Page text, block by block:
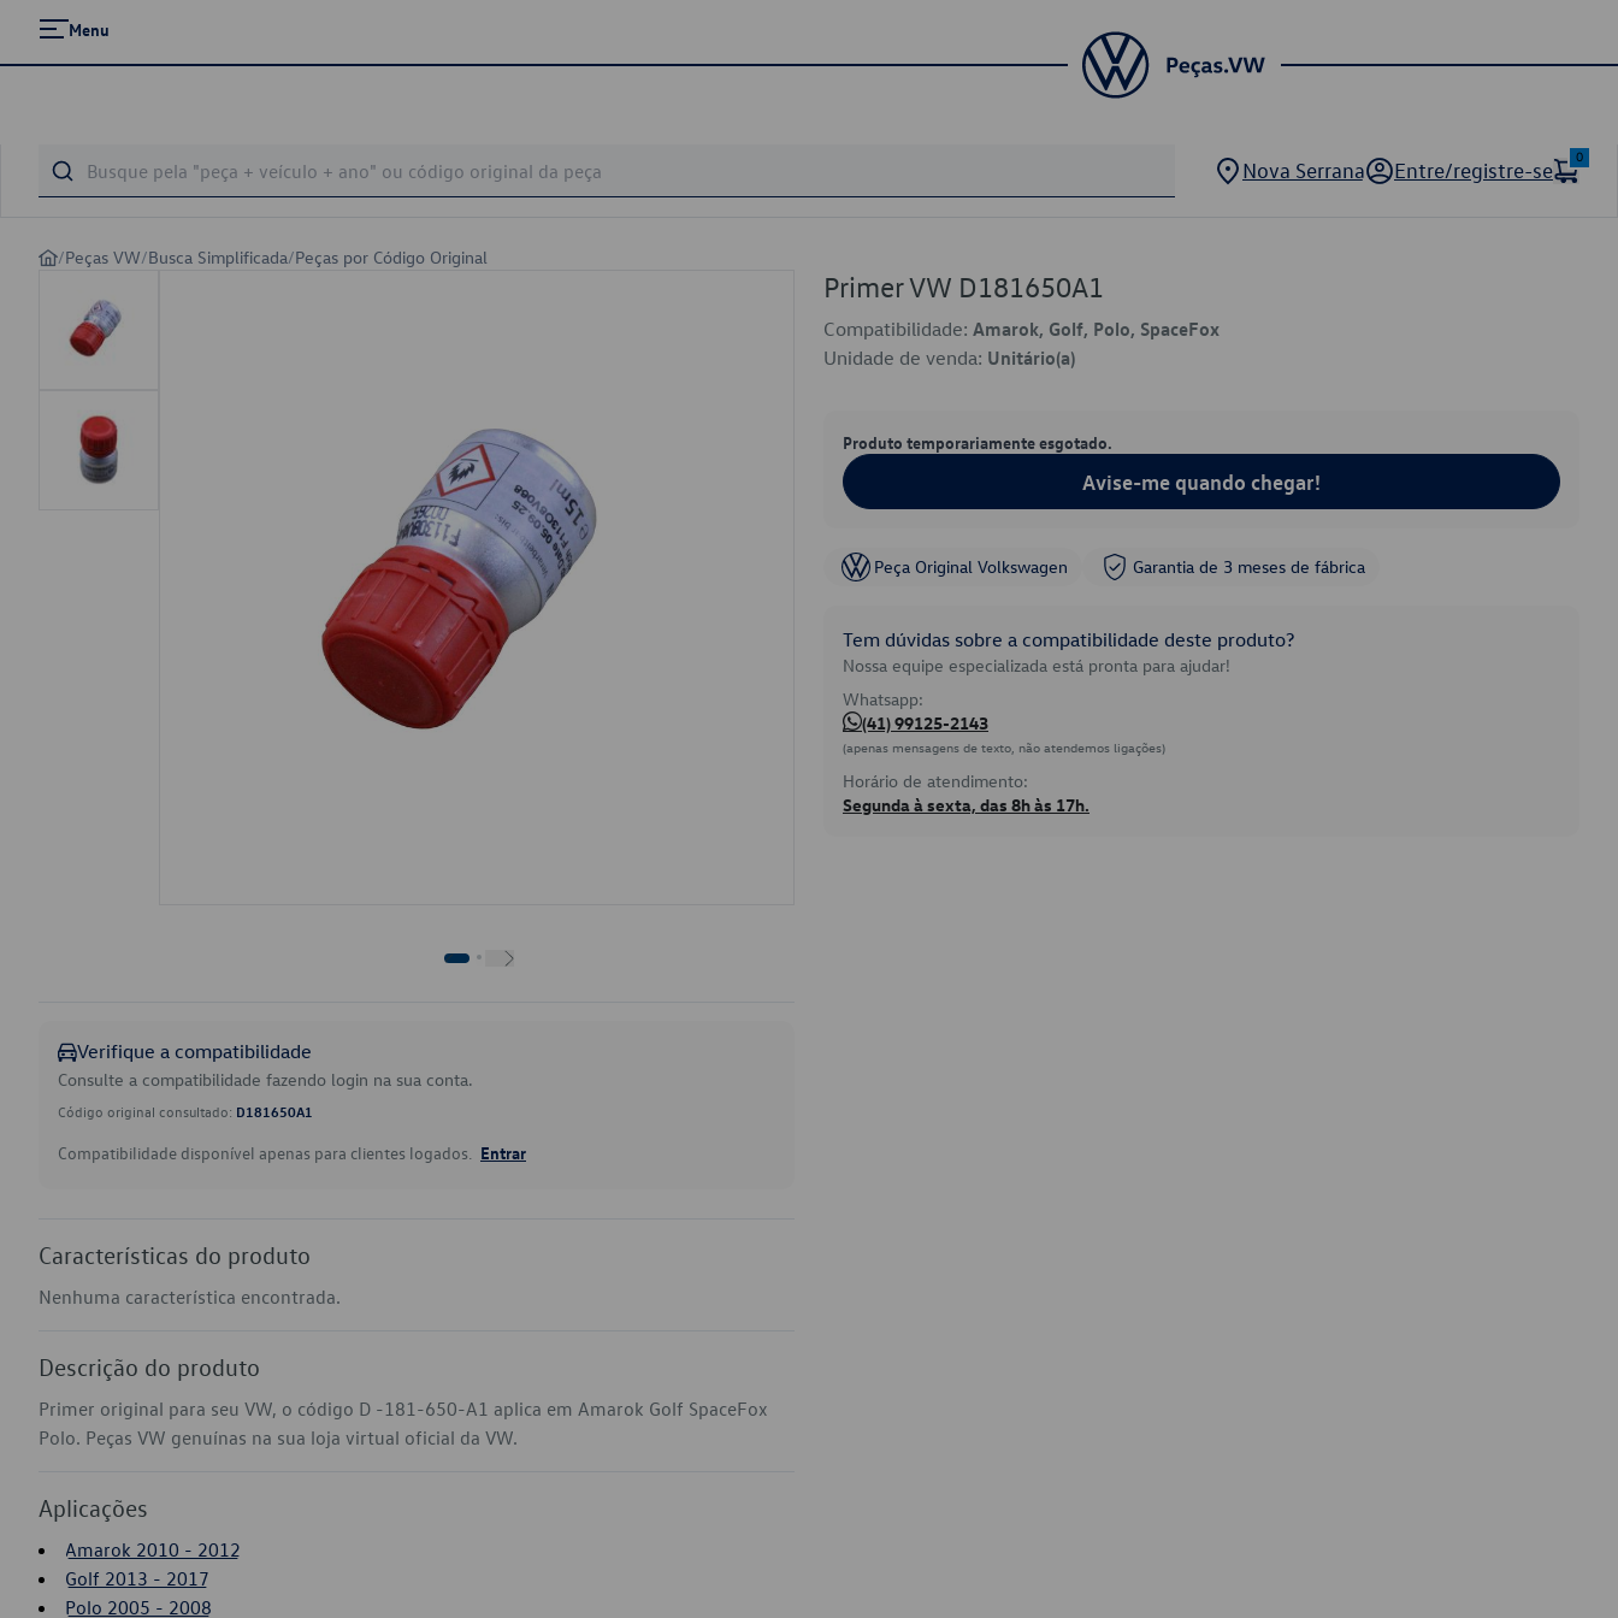
Menu
Nova Serrana Entre/registre-se
0
/Peças VW/Busca Simplificada/Peças por Código Original
Verifique a compatibilidade
Consulte a compatibilidade fazendo login na sua conta.
Código original consultado: D181650A1
Compatibilidade disponível apenas para clientes logados. Entrar
Características do produto
Nenhuma característica encontrada.
Descrição do produto
Primer original para seu VW, o código D -181-650-A1 aplica em Amarok Golf SpaceFox
Polo. Peças VW genuínas na sua loja virtual oficial da VW.
Aplicações
Amarok 2010 - 2012
Golf 2013 - 2017
Polo 2005 - 2008
Primer VW D181650A1
Compatibilidade: Amarok, Golf, Polo, SpaceFox
Unidade de venda: Unitário(a)
Produto temporariamente esgotado.
Avise-me quando chegar!
Peça Original Volkswagen Garantia de 3 meses de fábrica
Tem dúvidas sobre a compatibilidade deste produto?
Nossa equipe especializada está pronta para ajudar!
Whatsapp:
(41) 99125-2143
(apenas mensagens de texto, não atendemos ligações)
Horário de atendimento:
Segunda à sexta, das 8h às 17h.